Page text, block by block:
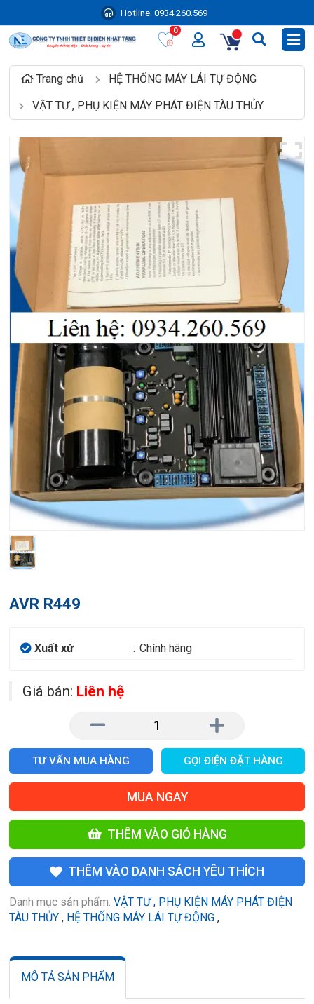
Hotline: 0934.260.569
0
Trang chủ
HỆ THỐNG MÁY LÁI TỰ ĐỘNG
VẬT TƯ , PHỤ KIỆN MÁY PHÁT ĐIỆN TÀU THỦY
AVR R449
Xuất xứ : Chính hãng
Giá bán: Liên hệ
TƯ VẤN MUA HÀNG GỌI ĐIỆN ĐẶT HÀNG
MUA NGAY
THÊM VÀO GIỎ HÀNG
THÊM VÀO DANH SÁCH YÊU THÍCH
Danh mục sản phẩm: VẬT TƯ , PHỤ KIỆN MÁY PHÁT ĐIỆN
TÀU THỦY , HỆ THỐNG MÁY LÁI TỰ ĐỘNG ,
MÔ TẢ SẢN PHẨM